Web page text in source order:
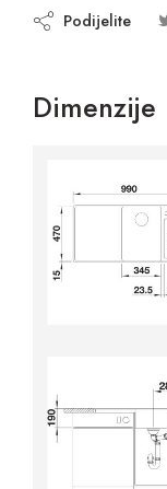
Podijelite
Dimenzije